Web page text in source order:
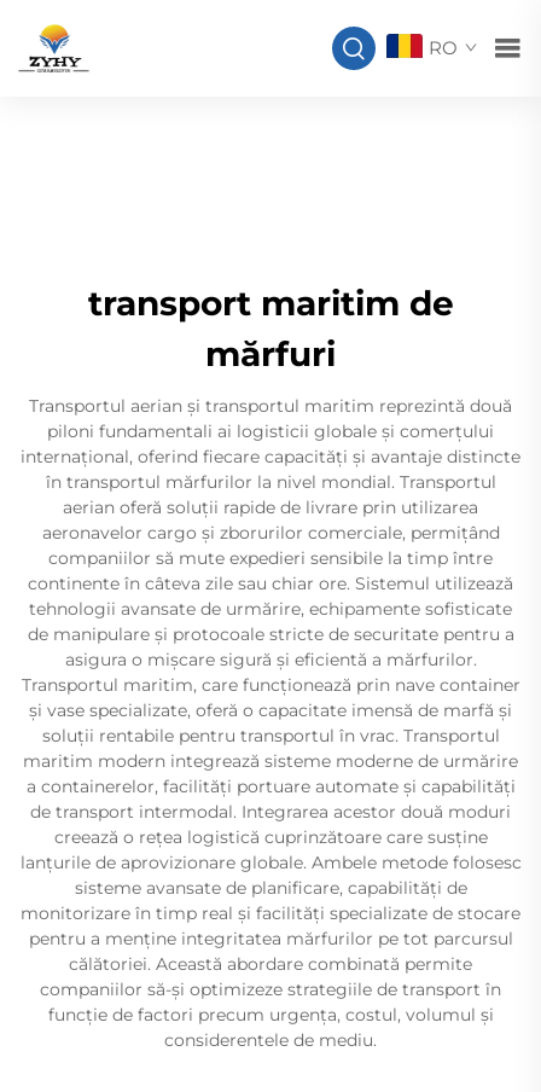
RO
transport maritim de
mărfuri
Transportul aerian și transportul maritim reprezintă două
piloni fundamentali ai logisticii globale și comerțului
internațional, oferind fiecare capacități și avantaje distincte
în transportul mărfurilor la nivel mondial. Transportul
aerian oferă soluții rapide de livrare prin utilizarea
aeronavelor cargo și zborurilor comerciale, permițând
companiilor să mute expedieri sensibile la timp între
continente în câteva zile sau chiar ore. Sistemul utilizează
tehnologii avansate de urmărire, echipamente sofisticate
de manipulare și protocoale stricte de securitate pentru a
asigura o mișcare sigură și eficientă a mărfurilor.
Transportul maritim, care funcționează prin nave container
și vase specializate, oferă o capacitate imensă de marfă și
soluții rentabile pentru transportul în vrac. Transportul
maritim modern integrează sisteme moderne de urmărire
a containerelor, facilități portuare automate și capabilități
de transport intermodal. Integrarea acestor două moduri
creează o rețea logistică cuprinzătoare care susține
lanțurile de aprovizionare globale. Ambele metode folosesc
sisteme avansate de planificare, capabilități de
monitorizare în timp real și facilități specializate de stocare
pentru a menține integritatea mărfurilor pe tot parcursul
călătoriei. Această abordare combinată permite
companiilor să-și optimizeze strategiile de transport în
funcție de factori precum urgența, costul, volumul și
considerentele de mediu.